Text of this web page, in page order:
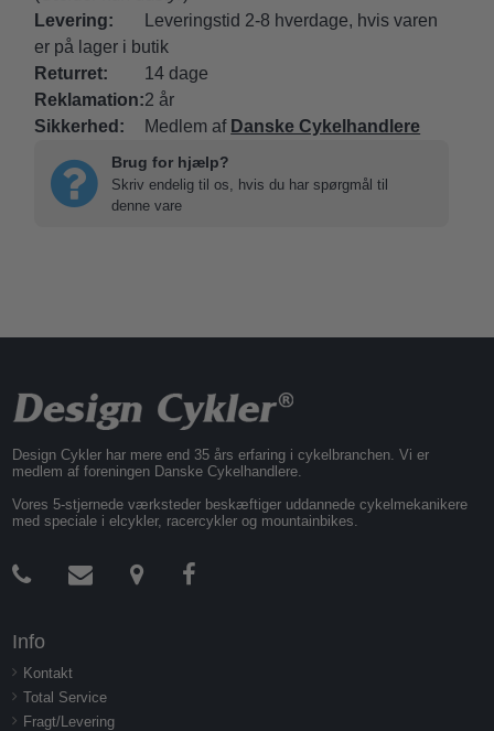
Levering:
Leveringstid 2-8 hverdage, hvis varen
er på lager i butik
Returret:
14 dage
Reklamation:2 år
Sikkerhed:
Medlem af Danske Cykelhandlere
Brug for hjælp?
Skriv endelig til os, hvis du har spørgmål til
denne vare
Design Cykler har mere end 35 års erfaring i cykelbranchen. Vi er
medlem af foreningen Danske Cykelhandlere.
Vores 5-stjernede værksteder beskæftiger uddannede cykelmekanikere
med speciale i elcykler, racercykler og mountainbikes.
Info
Kontakt
Total Service
Fragt/Levering